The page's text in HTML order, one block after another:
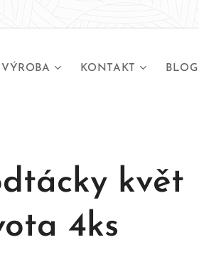
KONTAKT BLOG
květ
4ks